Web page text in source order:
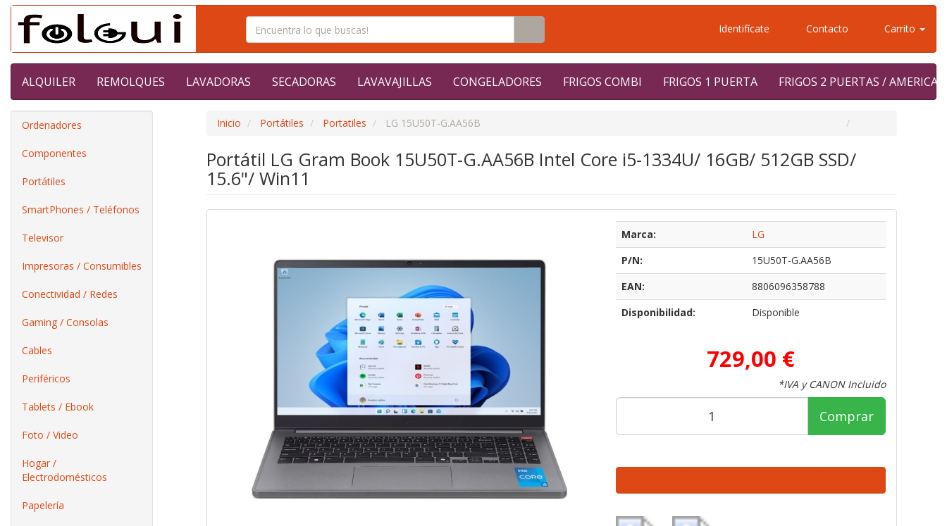
Identifícate Contacto Carrito
ALQUILER REMOLQUES LAVADORAS SECADORAS LAVAVAJILLAS CONGELADORES FRIGOS COMBI FRIGOS 1 PUERTA FRIGOS 2 PUERTAS /
Ordenadores
Componentes
Portátiles
SmartPhones / Teléfonos
Televisor
Impresoras / Consumibles
Conectividad / Redes
Gaming / Consolas
Cables
Periféricos
Tablets / Ebook
Foto / Video
Hogar /
Electrodomésticos
Papelería
Inicio Portátiles Portatiles LG 15U50T-G.AA56B
Portátil LG Gram Book 15U50T-G.AA56B Intel Core i5-1334U/ 16GB/ 512GB SSD/
15.6"/ Win11
Marca:
LG
P/N:
15U50T-G.AA56B
EAN:
8806096358788
Disponibilidad:
Disponible
729,00 €
*IVA y CANON Incluido
Comprar